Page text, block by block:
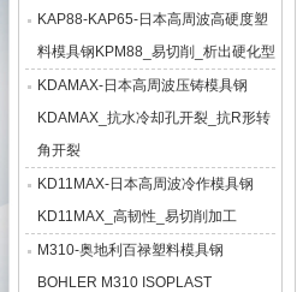
KAP88-KAP65-日本高周波高硬度塑
料模具钢KPM88_易切削_析出硬化型
KDAMAX-日本高周波压铸模具钢
KDAMAX_抗水冷却孔开裂_抗R形转
角开裂
KD11MAX-日本高周波冷作模具钢
KD11MAX_高韧性_易切削加工
M310-奥地利百禄塑料模具钢
BOHLER M310 ISOPLAST